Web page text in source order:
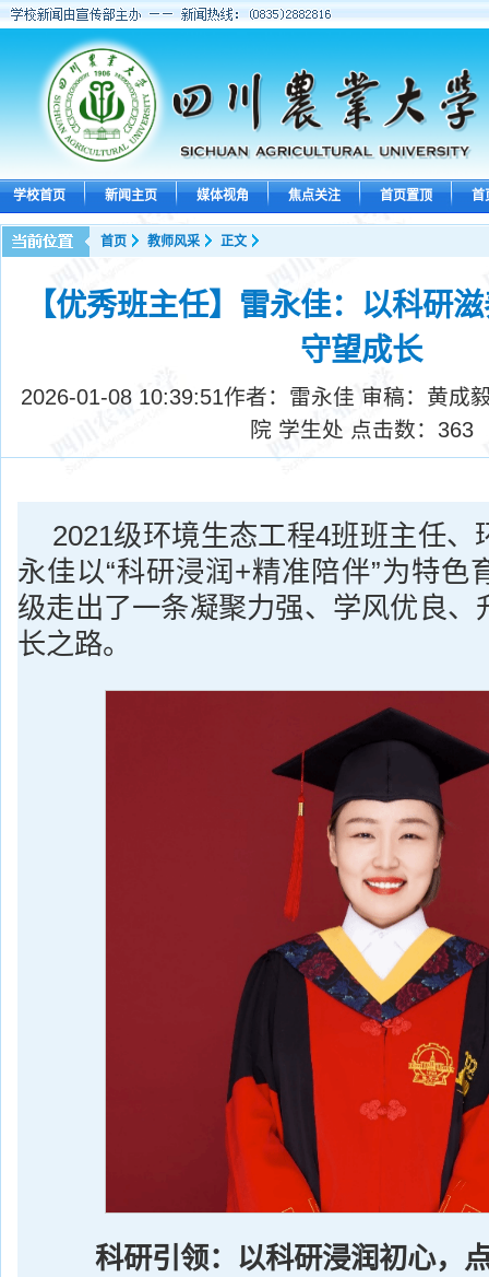
学校首页 新闻主页 媒体视角 焦点关注 首页置顶 首
首页 教师风采 正文
【优秀班主任】雷永佳：以科研
守望成长
2026-01-08 10:39:51作者：雷永佳 审稿：黄成
院 学生处 点击数： 363
2021级环境生态工程4班班主任、
永佳以“科研浸润+精准陪伴”为特色
级走出了一条凝聚力强、学风优良、
长之路。
科研引领：以科研浸润初心，